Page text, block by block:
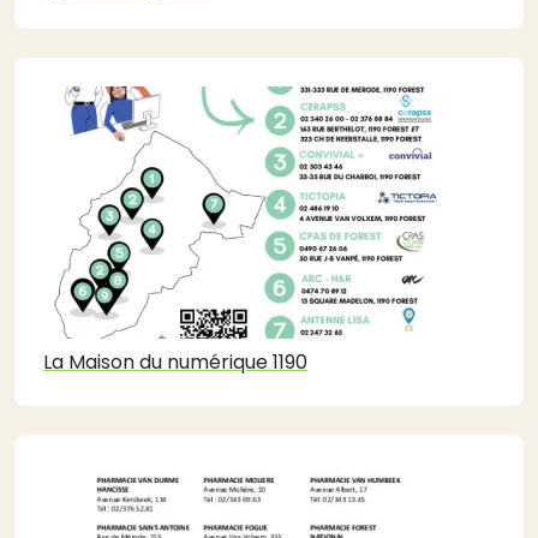
La Maison du numérique 1190